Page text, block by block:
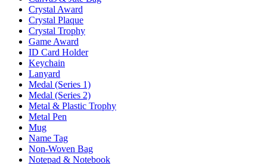
Crystal Award
Crystal Plaque
Crystal Trophy
Game Award
ID Card Holder
Keychain
Lanyard
Medal (Series 1)
Medal (Series 2)
Metal & Plastic Trophy
Metal Pen
Mug
Name Tag
Non-Woven Bag
Notepad & Notebook